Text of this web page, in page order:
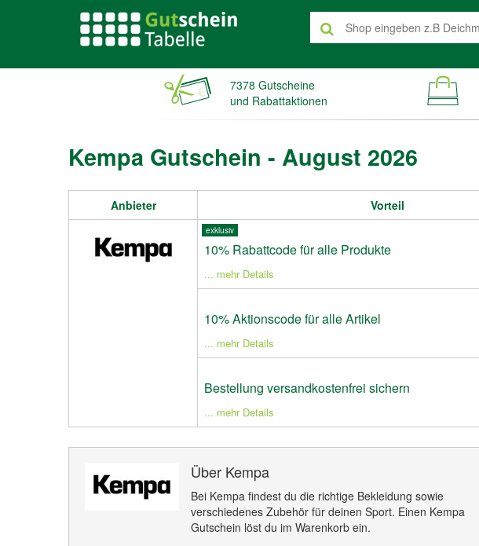
7378 Gutscheine
und Rabattaktionen
Kempa Gutschein - August 2026
Anbieter Vorteil
10% Rabattcode für alle Produkte
exklusiv
... mehr Details
10% Aktionscode für alle Artikel
... mehr Details
Bestellung versandkostenfrei sichern
... mehr Details
Über Kempa
Bei Kempa findest du die richtige Bekleidung sowie
verschiedenes Zubehör für deinen Sport. Einen Kempa
Gutschein löst du im Warenkorb ein.